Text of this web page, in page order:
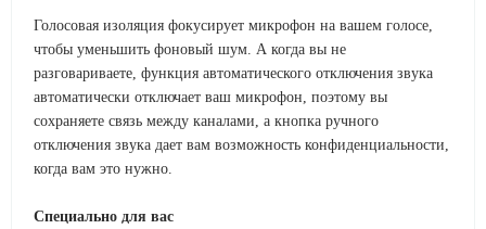
Голосовая изоляция фокусирует микрофон на вашем голосе,
чтобы уменьшить фоновый шум. А когда вы не
разговариваете, функция автоматического отключения звука
автоматически отключает ваш микрофон, поэтому вы
сохраняете связь между каналами, а кнопка ручного
отключения звука дает вам возможность конфиденциальности,
когда вам это нужно.
Специально для вас